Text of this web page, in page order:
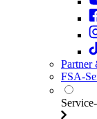
Partner
FSA-